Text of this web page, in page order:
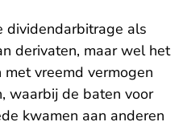
dividendarbitrage als
derivaten, maar wel het
vreemd vermogen
waarbij de baten voor
kwamen aan anderen